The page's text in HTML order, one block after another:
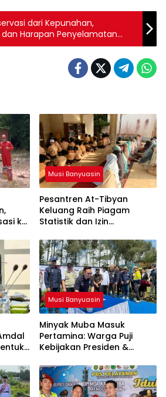
dari Kepunahan,
Harapan Penyelamatan
Musi
ke
Musi Banyuasin
Pesantren At-Tibyan
Keluang Raih Piagam
Statistik dan Izin
Kemenag RI
Musi Banyuasin
Minyak Muba Masuk
Pertamina: Warga Puji
Kebijakan Presiden &